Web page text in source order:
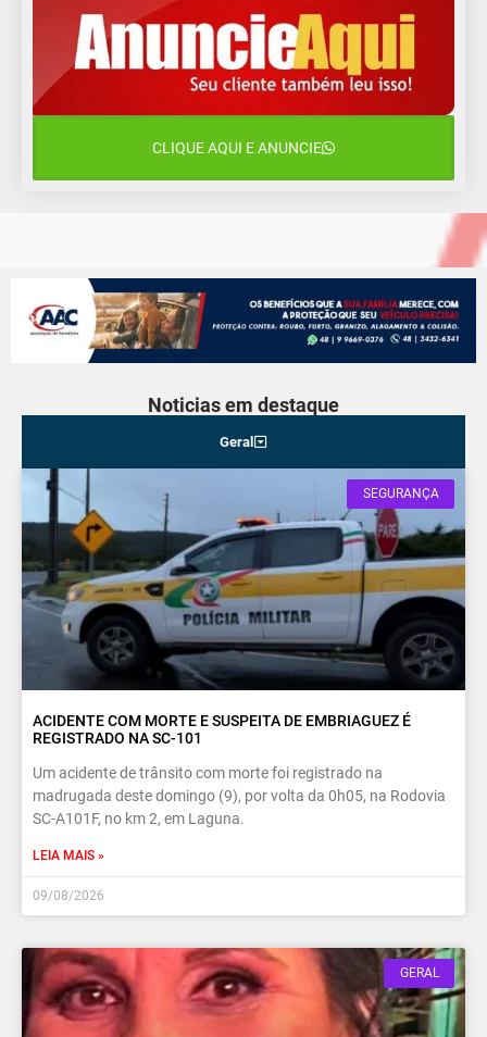
14 de agosto
Sexta-Feira
Sábado
CLIQUE AQUI E ANUNCIE
Noticias em destaque
Geral
SEGURANÇA
ACIDENTE COM MORTE E SUSPEITA DE EMBRIAGUEZ É
REGISTRADO NA SC-101
Um acidente de trânsito com morte foi registrado na
madrugada deste domingo (9), por volta da 0h05, na Rodovia
SC-A101F, no km 2, em Laguna.
LEIA MAIS »
09/08/2026
GERAL